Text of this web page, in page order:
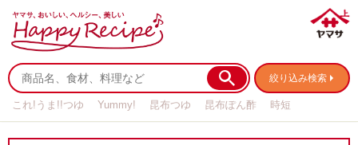
絞り込み検索
これ!うま!!つゆ Yummy! 昆布つゆ 昆布ぽん酢
時短